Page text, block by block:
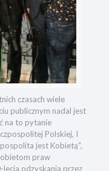
czasach wiele
publicznym nadal jest
na to pytanie
Polskiej, I
jest Kobietą”,
praw
odzyskania przez